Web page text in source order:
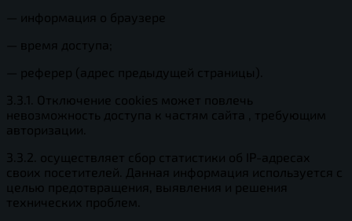
— информация о браузере
— время доступа;
— реферер (адрес предыдущей страницы).
3.3.1. Отключение cookies может повлечь
невозможность доступа к частям сайта , требующим
авторизации.
3.3.2. осуществляет сбор статистики об IP-адресах
своих посетителей. Данная информация используется с
целью предотвращения, выявления и решения
технических проблем.